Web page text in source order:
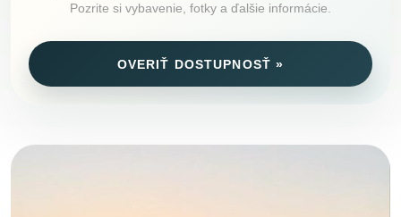
Pozrite si vybavenie, fotky a ďalšie informácie.
OVERIŤ DOSTUPNOSŤ »